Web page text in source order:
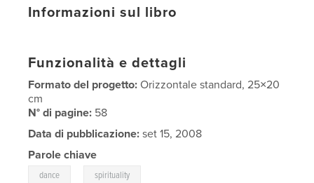
Informazioni sul libro
Funzionalità e dettagli
Formato del progetto:Orizzontale standard, 25×20
cm
N° di pagine: 58
Data di pubblicazione: set 15, 2008
Parole chiave
dance spirituality